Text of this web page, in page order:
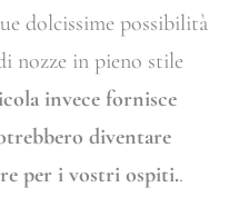
dolcissime possibilità
nozze in pieno stile
invece fornisce
diventare
per i vostri ospiti..